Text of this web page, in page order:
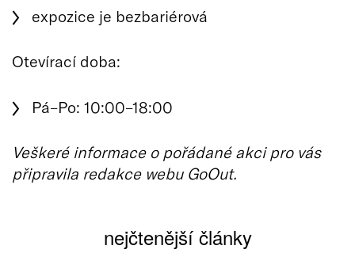
expozice je bezbariérová
Otevírací doba:
Pá–Po: 10:00–18:00
Veškeré informace o pořádané akci pro vás
připravila redakce webu GoOut.
nejčtenější články